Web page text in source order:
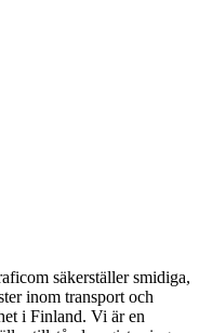
säkerställer smidiga,
inom transport och
i Finland. Vi är en